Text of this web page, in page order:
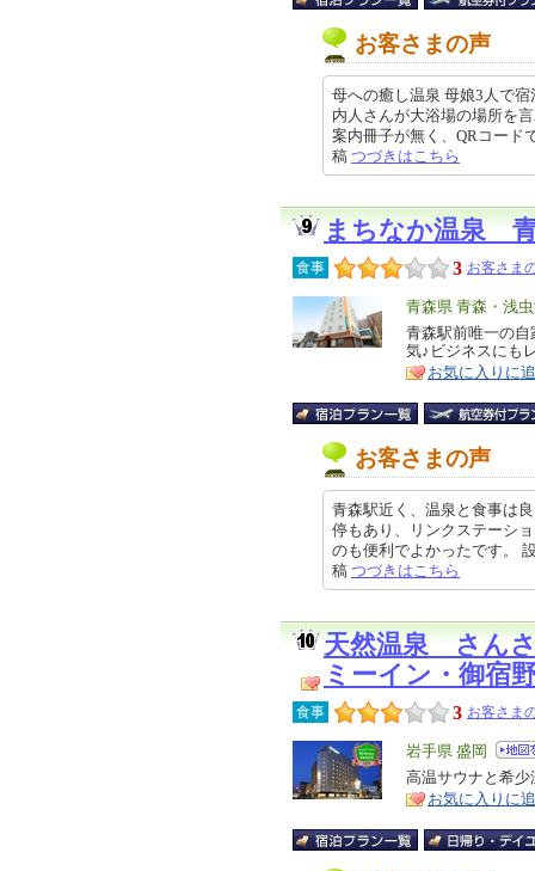
お客さまの声
母への癒し温泉 母娘3人で
内人さんが大浴場の場所を
案内冊子が無く、QRコー
稿 つづきはこちら
まちなか温泉
食事 3 お客さま
エ
リ
ア
青森県 青森・浅
特
徴
青森駅前唯一の
気♪ビジネスにも
お気に入りに
お客さまの声
青森駅近く、温泉と食事は
停もあり、リンクステーシ
のも便利でよかったです。
稿 つづきはこちら
天然温泉 さん
ミーイン・御宿
食事 3 お客さま
エ
リ
ア
岩手県 盛岡
特
徴
高温サウナと希
お気に入りに